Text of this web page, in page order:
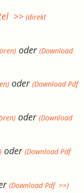
>> (direkt
oder(Download
oder(Download Pdf
oder(Download
oder(Download Pdf
(Download Pdf >>)